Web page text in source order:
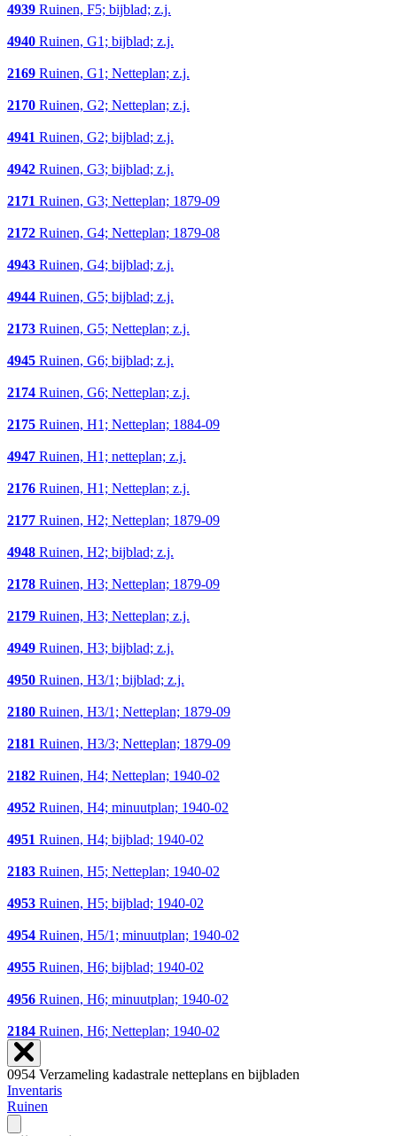
4939 Ruinen, F5; bijblad; z.j.
4940 Ruinen, G1; bijblad; z.j.
2169 Ruinen, G1; Netteplan; z.j.
2170 Ruinen, G2; Netteplan; z.j.
4941 Ruinen, G2; bijblad; z.j.
4942 Ruinen, G3; bijblad; z.j.
2171 Ruinen, G3; Netteplan; 1879-09
2172 Ruinen, G4; Netteplan; 1879-08
4943 Ruinen, G4; bijblad; z.j.
4944 Ruinen, G5; bijblad; z.j.
2173 Ruinen, G5; Netteplan; z.j.
4945 Ruinen, G6; bijblad; z.j.
2174 Ruinen, G6; Netteplan; z.j.
2175 Ruinen, H1; Netteplan; 1884-09
4947 Ruinen, H1; netteplan; z.j.
2176 Ruinen, H1; Netteplan; z.j.
2177 Ruinen, H2; Netteplan; 1879-09
4948 Ruinen, H2; bijblad; z.j.
2178 Ruinen, H3; Netteplan; 1879-09
2179 Ruinen, H3; Netteplan; z.j.
4949 Ruinen, H3; bijblad; z.j.
4950 Ruinen, H3/1; bijblad; z.j.
2180 Ruinen, H3/1; Netteplan; 1879-09
2181 Ruinen, H3/3; Netteplan; 1879-09
2182 Ruinen, H4; Netteplan; 1940-02
4952 Ruinen, H4; minuutplan; 1940-02
4951 Ruinen, H4; bijblad; 1940-02
2183 Ruinen, H5; Netteplan; 1940-02
4953 Ruinen, H5; bijblad; 1940-02
4954 Ruinen, H5/1; minuutplan; 1940-02
4955 Ruinen, H6; bijblad; 1940-02
4956 Ruinen, H6; minuutplan; 1940-02
2184 Ruinen, H6; Netteplan; 1940-02
0954 Verzameling kadastrale netteplans en bijbladen
Inventaris
Ruinen